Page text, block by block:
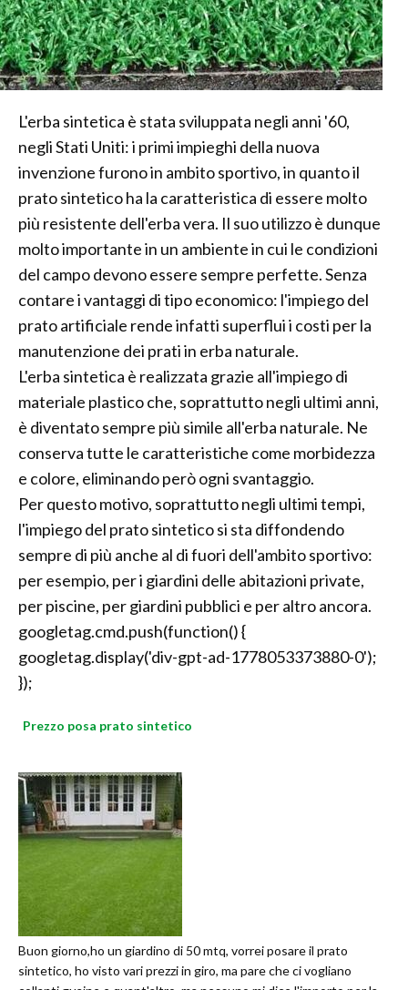
L'erba sintetica è stata sviluppata negli anni '60,
negli Stati Uniti: i primi impieghi della nuova
invenzione furono in ambito sportivo, in quanto il
prato sintetico ha la caratteristica di essere molto
più resistente dell'erba vera. Il suo utilizzo è dunque
molto importante in un ambiente in cui le condizioni
del campo devono essere sempre perfette. Senza
contare i vantaggi di tipo economico: l'impiego del
prato artificiale rende infatti superflui i costi per la
manutenzione dei prati in erba naturale.
L'erba sintetica è realizzata grazie all'impiego di
materiale plastico che, soprattutto negli ultimi anni,
è diventato sempre più simile all'erba naturale. Ne
conserva tutte le caratteristiche come morbidezza
e colore, eliminando però ogni svantaggio.
Per questo motivo, soprattutto negli ultimi tempi,
l'impiego del prato sintetico si sta diffondendo
sempre di più anche al di fuori dell'ambito sportivo:
per esempio, per i giardini delle abitazioni private,
per piscine, per giardini pubblici e per altro ancora.
googletag.cmd.push(function() {
googletag.display('div-gpt-ad-1778053373880-0');
});
Prezzo posa prato sintetico
Buon giorno,ho un giardino di 50 mtq, vorrei posare il prato
sintetico, ho visto vari prezzi in giro, ma pare che ci vogliano